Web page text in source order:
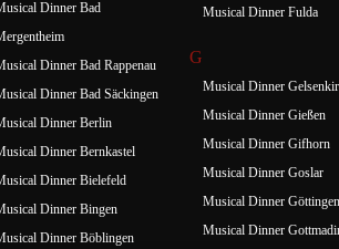
Dinner Bad
Dinner Bad Rappenau
Dinner Bad Säckingen
Dinner Berlin
Dinner Bernkastel
Dinner Bielefeld
Dinner Bingen
Dinner Böblingen
Musical Dinner Fulda
G
Musical Dinner
Musical Dinner Gießen
Musical Dinner Gifhorn
Musical Dinner Goslar
Musical Dinner Göttingen
Musical Dinner